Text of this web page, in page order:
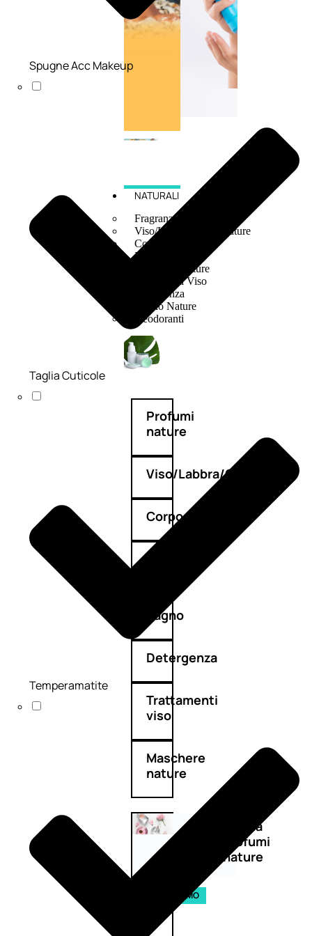
NATURALI
Fragranze Nature
Viso/Labbra/Occhi Nature
Corpo
Mani
Maschera Nature
Trattamenti Viso
Detergenza
Bagno Nature
Deodoranti
Profumi
nature
Viso/Labbra/Occhi
Corpo
Bagno
Detergenza
Trattamenti
viso
Maschere
nature
Novità
profumi
nature
PROMO
Spugne Acc Makeup
Taglia Cuticole
Temperamatite